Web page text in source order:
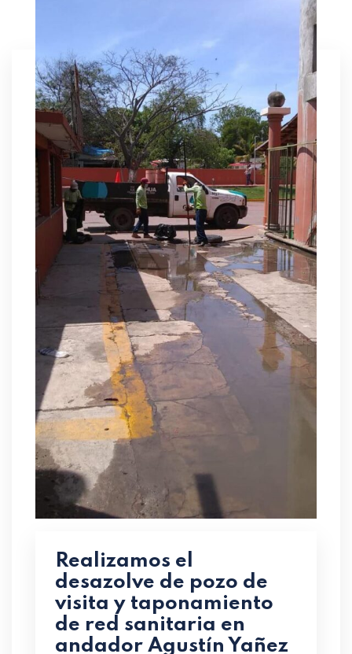
Realizamos el
desazolve de pozo de
visita y taponamiento
de red sanitaria en
andador Agustín Yañez